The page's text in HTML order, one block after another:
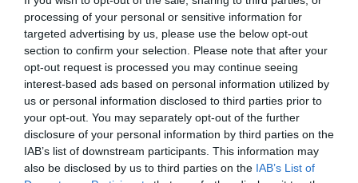
processing of your personal or sensitive information for
targeted advertising by us, please use the below opt-out
section to confirm your selection. Please note that after your
opt-out request is processed you may continue seeing
interest-based ads based on personal information utilized by
us or personal information disclosed to third parties prior to
your opt-out. You may separately opt-out of the further
disclosure of your personal information by third parties on the
IAB’s list of downstream participants. This information may
also be disclosed by us to third parties on the IAB’s List of
Εξοπλισμού, Ι.Η.Μ. Internationale
Handwerksmesse και η δεύτερη διοργάνωση
της FOOD & LIFE θα ανοίξει τις πύλες της
από τις 27.11.–01.12.2024, μαζί με τη Διεθνή
Έκθεση ειδών οικιακής χρήσης, λαϊκής
τέχνης και δώρων, Heim+Handwerk.